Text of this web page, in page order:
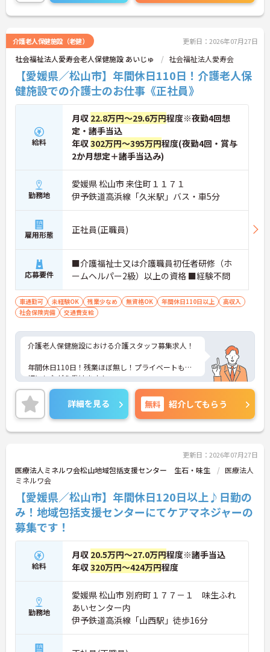
介護老人保健施設（老健） 更新日：2026年07月27日
社会福祉法人愛寿会老人保健施設 あいじゅ 社会福祉法人愛寿会
【愛媛県／松山市】年間休日110日！介護老人保
健施設での介護士のお仕事《正社員》
給料
月収 22.8万円～29.6万円程度※夜勤4回想
定・諸手当込
年収302万円～395万円程度(夜勤4回・賞与
2か月想定＋諸手当込み)
勤務地
愛媛県 松山市 来住町１１７１
伊予鉄道高浜線「久米駅」バス・車5分
雇用形態 正社員(正職員)
応募要件
■介護福祉士又は介護職員初任者研修（ホ
ームヘルパー2級）以上の資格 ■経験不問
車通勤可 未経験OK 残業少なめ 無資格OK 年間休日110日以上
高収入
社会保険完備
交通費支給
介護老人保健施設における介護スタッフ募集求人！
年間休日110日！残業ほぼ無し！プライベートも大
切にしながら働けます！
託児所完備で子育て中の方も安心です！
ご興味ある方には、面接のポイントなど、さらに詳
細をお話致しますのでお気軽にご相談ください。
詳細を見る 無料 紹介してもらう
更新日：2026年07月27日
医療法人ミネルワ会松山地域包括支援センター 生石・味生
医療法人
ミネルワ会
【愛媛県／松山市】年間休日120日以上♪日勤の
み！地域包括支援センターにてケアマネジャーの
募集です！
給料
月収 20.5万円～27.0万円程度※諸手当込
年収320万円～424万円程度
勤務地
愛媛県 松山市 別府町１７７－１ 味生ふれ
あいセンター内
伊予鉄道高浜線「山西駅」徒歩16分